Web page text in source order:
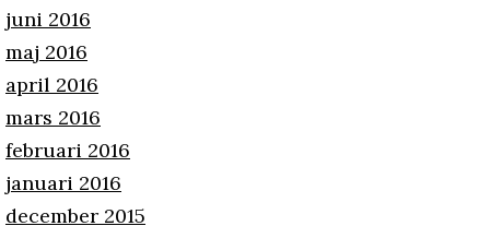
juni 2016
maj 2016
april 2016
mars 2016
februari 2016
januari 2016
december 2015